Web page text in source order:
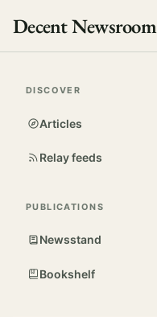
Decent Newsroom
DISCOVER
Articles
Relay feeds
PUBLICATIONS
Newsstand
Bookshelf